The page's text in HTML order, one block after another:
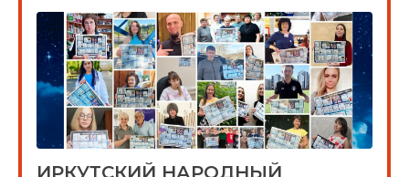
ИРКУТСКИЙ НАРОДНЫЙ